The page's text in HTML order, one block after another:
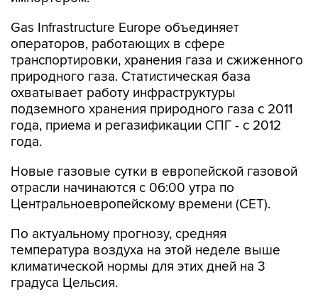
Gas Infrastructure Europe объединяет
операторов, работающих в сфере
транспортировки, хранения газа и сжиженного
природного газа. Статистическая база
охватывает работу инфраструктуры
подземного хранения природного газа с 2011
года, приема и регазификации СПГ - с 2012
года.
Новые газовые сутки в европейской газовой
отрасли начинаются c 06:00 утра по
Центральноевропейскому времени (CET).
По актуальному прогнозу, средняя
температура воздуха на этой неделе выше
климатической нормы для этих дней на 3
градуса Цельсия.